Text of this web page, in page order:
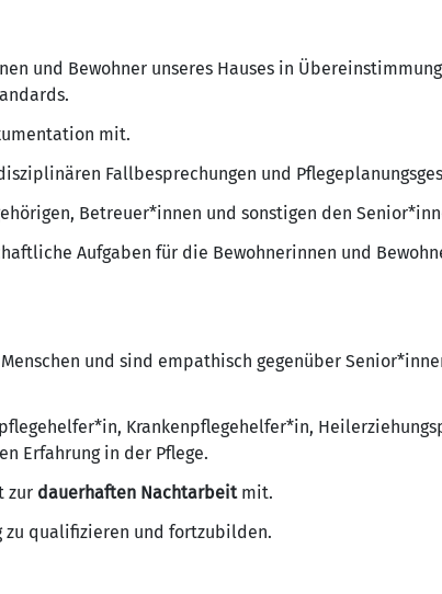
und Bewohner unseres Hauses in
mit.
Fallbesprechungen und
Betreuer*innen und sonstigen den
Aufgaben für die Bewohnerinnen und
und sind empathisch gegenüber
Krankenpflegehelfer*in,
Erfahrung in der Pflege.
zur dauerhaften Nachtarbeit mit.
qualifizieren und fortzubilden.